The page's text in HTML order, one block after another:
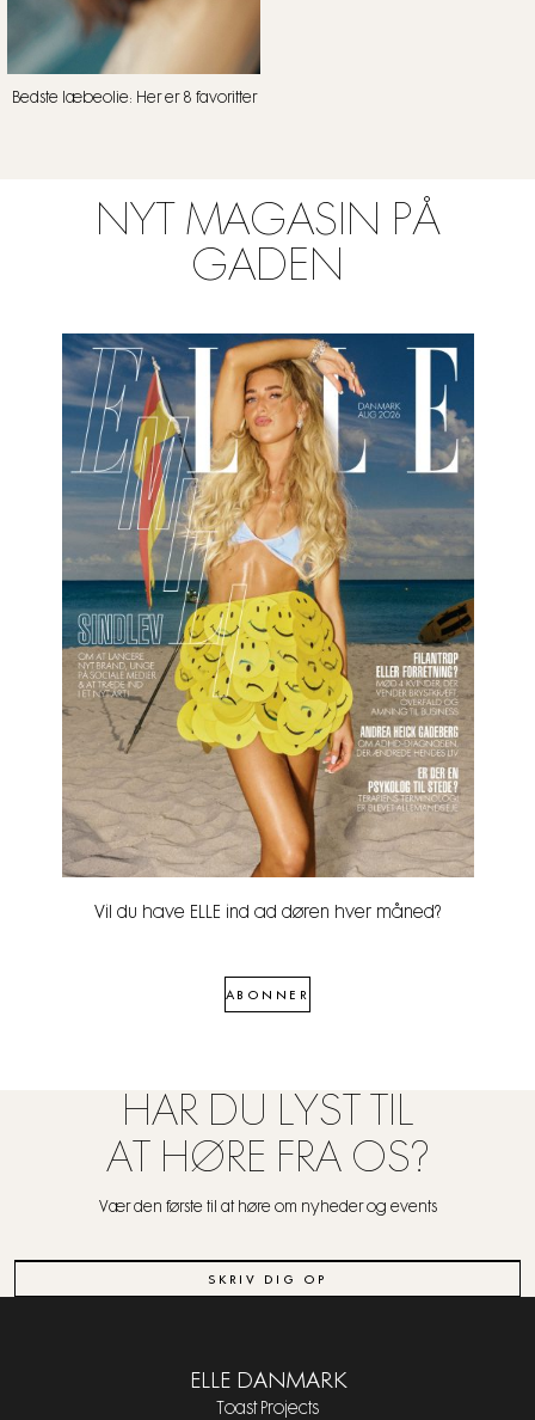
Bedste læbeolie: Her er 8 favoritter
NYT MAGASIN PÅ
GADEN
Vil du have ELLE ind ad døren hver måned?
ABONNER
HAR DU LYST TIL
AT HØRE FRA OS?
Vær den første til at høre om nyheder og events
SKRIV DIG OP
ELLE DANMARK
Toast Projects